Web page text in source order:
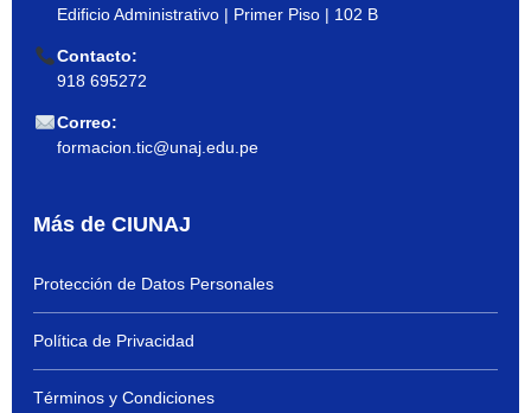
Edificio Administrativo | Primer Piso | 102 B
Contacto:
918 695272
Correo:
formacion.tic@unaj.edu.pe
Más de CIUNAJ
Protección de Datos Personales
Política de Privacidad
Términos y Condiciones